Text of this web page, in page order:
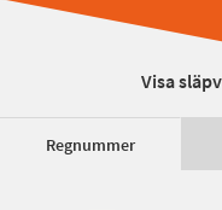
Visa
Regnummer